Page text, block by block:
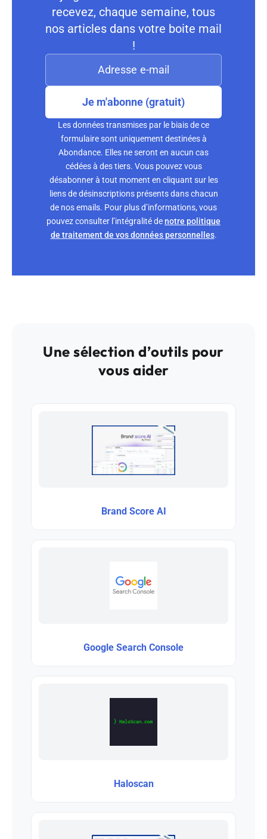
recevez, chaque semaine, tous
nos articles dans votre boite mail
!
Je m'abonne (gratuit)
Les données transmises par le biais de ce
formulaire sont uniquement destinées à
Abondance. Elles ne seront en aucun cas
cédées à des tiers. Vous pouvez vous
désabonner à tout moment en cliquant sur les
liens de désinscriptions présents dans chacun
de nos emails. Pour plus d’informations, vous
pouvez consulter l’intégralité denotre politique
de traitement de vos données personnelles.
Une sélection d’outils pour
vous aider
Brand Score AI
Google Search Console
Haloscan